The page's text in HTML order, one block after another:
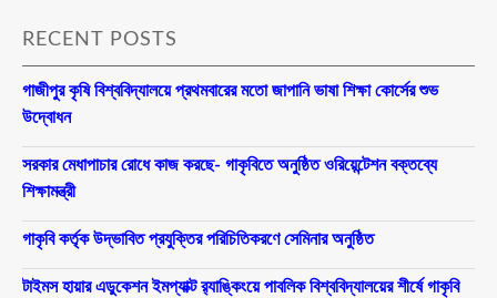
RECENT POSTS
গাজীপুর কৃষি বিশ্ববিদ্যালয়ে প্রথমবারের মতো জাপানি ভাষা শিক্ষা কোর্সের শুভ
উদ্বোধন
সরকার মেধাপাচার রোধে কাজ করছে- গাকৃবিতে অনুষ্ঠিত ওরিয়েন্টেশন বক্তব্যে
শিক্ষামন্ত্রী
গাকৃবি কর্তৃক উদ্ভাবিত প্রযুক্তির পরিচিতিকরণে সেমিনার অনুষ্ঠিত
টাইমস হায়ার এডুকেশন ইমপ্যাক্ট র‍্যাঙ্কিংয়ে পাবলিক বিশ্ববিদ্যালয়ের শীর্ষে গাকৃবি